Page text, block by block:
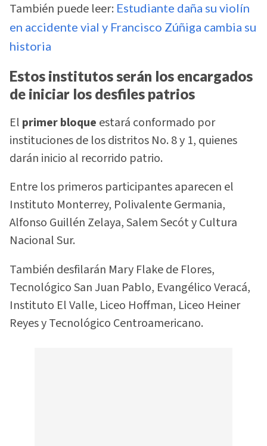
También puede leer: Estudiante daña su violín
en accidente vial y Francisco Zúñiga cambia su
historia
Estos institutos serán los encargados
de iniciar los desfiles patrios
El primer bloque estará conformado por
instituciones de los distritos No. 8 y 1, quienes
darán inicio al recorrido patrio.
Entre los primeros participantes aparecen el
Instituto Monterrey, Polivalente Germania,
Alfonso Guillén Zelaya, Salem Secót y Cultura
Nacional Sur.
También desfilarán Mary Flake de Flores,
Tecnológico San Juan Pablo, Evangélico Veracá,
Instituto El Valle, Liceo Hoffman, Liceo Heiner
Reyes y Tecnológico Centroamericano.